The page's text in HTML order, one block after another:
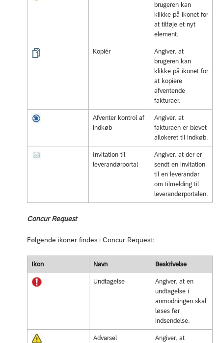
brugeren kan
klikke på ikonet for
at tilføje et nyt
element.
Kopiér
Angiver, at
brugeren kan
klikke på ikonet for
at kopiere
afventende
fakturaer.
Afventer kontrol af
indkøb
Angiver, at
fakturaen er blevet
allokeret til indkøb.
Invitation til
leverandørportal
Angiver, at der er
sendt en invitation
til en leverandør
om tilmelding til
leverandørportalen.
Concur Request
Følgende ikoner findes i Concur Request:
Ikon Navn Beskrivelse
Undtagelse
Angiver, at en
undtagelse i
anmodningen skal
løses før
indsendelse.
Advarsel
Angiver, at